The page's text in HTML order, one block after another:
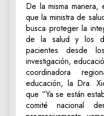
De la misma manera,
que la ministra de
busca proteger la
de la salud y los
pacientes desde
investigación,
coordinadora
educación, la Dra.
que “Ya se están
comité nacional